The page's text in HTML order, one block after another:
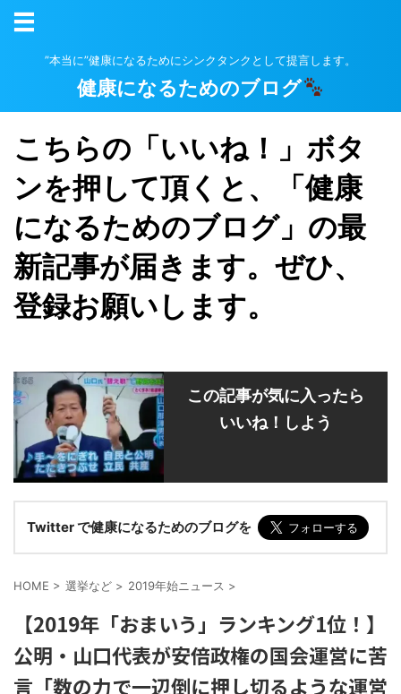
”本当に”健康になるためにシンクタンクとして提言します。
健康になるためのブログ
こちらの「いいね！」ボタ
ンを押して頂くと、「健康
になるためのブログ」の最
新記事が届きます。ぜひ、
登録お願いします。
この記事が気に入ったら
いいね！しよう
Twitter で健康になるためのブログを
HOME > 選挙など > 2019年始ニュース >
【2019年「おまいう」ランキング1位！】
公明・山口代表が安倍政権の国会運営に苦
言「数の力で一辺倒に押し切るような運営